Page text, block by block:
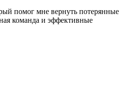
помог мне вернуть потерянные
команда и эффективные